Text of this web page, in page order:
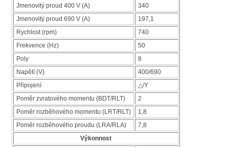
Jmenovitý proud 400 V (A)
340
Jmenovitý proud 690 V (A)
197,1
Rychlost (rpm)
740
Frekvence (Hz)
50
Poly
8
Napětí (V)
400/690
Připojení
△/Y
Poměr zvratového momentu (BDT/RLT)
2
Poměr rozběhového momentu (LRT/RLT)
1,8
Poměr rozběhového proudu (LRA/RLA)
7,8
Výkonnost